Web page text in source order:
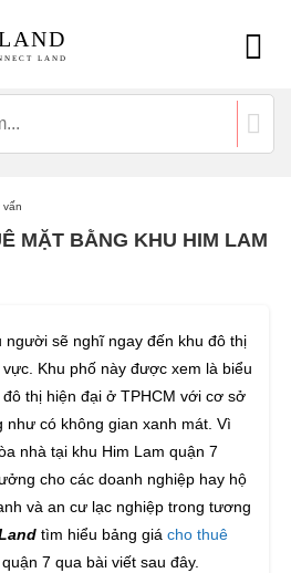
LAND
vấn
MẶT BẰNG KHU HIM LAM
người sẽ nghĩ ngay đến khu đô thị
Khu phố này được xem là biểu
thị hiện đại ở TPHCM với cơ sở
như có không gian xanh mát. Vì
nhà tại khu Him Lam quận 7
cho các doanh nghiệp hay hộ
và an cư lạc nghiệp trong tương
tìm hiểu bảng giá cho thuê
7 qua bài viết sau đây.